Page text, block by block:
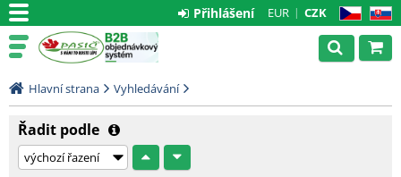
CZ SK
EUR CZK
Přihlášení
Hlavní strana Vyhledávání
Řadit podle